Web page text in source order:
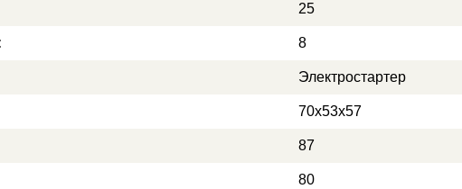
25
8
Электростартер
70x53x57
87
80